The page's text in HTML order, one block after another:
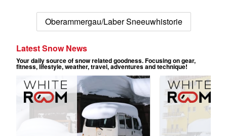
Oberammergau/Laber Sneeuwhistorie